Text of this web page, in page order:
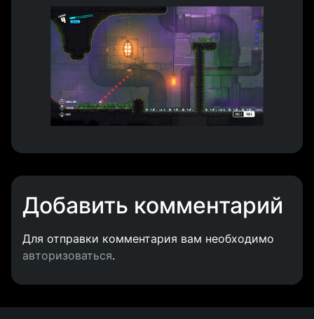
Добавить комментарий
Для отправки комментария вам необходимо
авторизоваться.